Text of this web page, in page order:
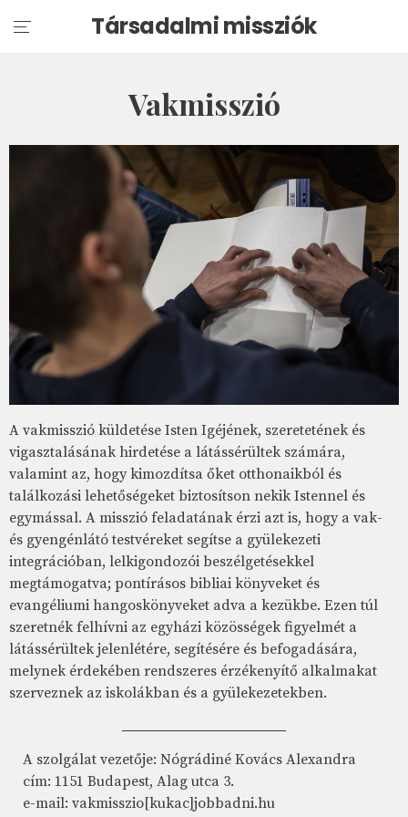
Társadalmi missziók
Vakmisszió
A vakmisszió küldetése Isten Igéjének, szeretetének és
vigasztalásának hirdetése a látássérültek számára,
valamint az, hogy kimozdítsa őket otthonaikból és
találkozási lehetőségeket biztosítson nekik Istennel és
egymással. A misszió feladatának érzi azt is, hogy a vak-
és gyengénlátó testvéreket segítse a gyülekezeti
integrációban, lelkigondozói beszélgetésekkel
megtámogatva; pontírásos bibliai könyveket és
evangéliumi hangoskönyveket adva a kezükbe. Ezen túl
szeretnék felhívni az egyházi közösségek figyelmét a
látássérültek jelenlétére, segítésére és befogadására,
melynek érdekében rendszeres érzékenyítő alkalmakat
szerveznek az iskolákban és a gyülekezetekben.
A szolgálat vezetője: Nógrádiné Kovács Alexandra
cím: 1151 Budapest, Alag utca 3.
e-mail: vakmisszio[kukac]jobbadni.hu